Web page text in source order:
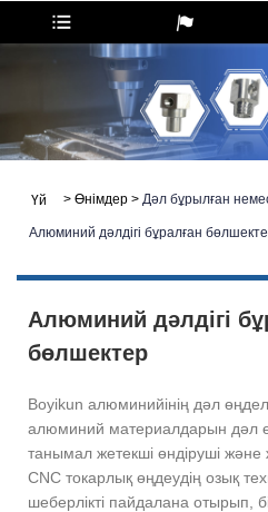
Үй > Өнімдер > Дәл бұрылған
Алюминий дәлдігі бұралған
Алюминий дәлдігі
бөлшектер
Boyikun алюминийінің дәл
алюминий материалдарын дәл
танымал жетекші өндіруші және
CNC токарлық өңдеудің озық
шеберлікті пайдалана отырып,